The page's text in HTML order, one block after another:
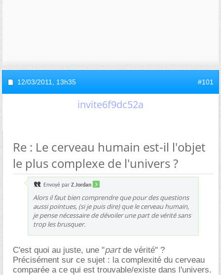
12/03/2011, 13h35 #101
invite6f9dc52a
Re : Le cerveau humain est-il l'objet
le plus complexe de l'univers ?
Envoyé par Z.Jordan
Alors il faut bien comprendre que pour des questions
aussi pointues, (si je puis dire) que le cerveau humain,
je pense nécessaire de dévoiler une part de vérité sans
trop les brusquer.
C'est quoi au juste, une "partde vérité" ?
Précisément sur ce sujet : la complexité du cerveau
comparée a ce qui est trouvable/existe dans l'univers.